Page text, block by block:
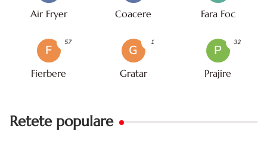
Air Fryer Coacere Fara Foc
F
Fierbere
57
G
Gratar
1
P
Prajire
32
Retete populare